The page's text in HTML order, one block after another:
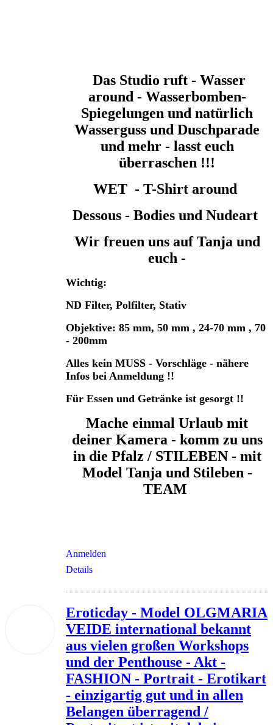
Das Studio ruft - Wasser
around - Wasserbomben-
Spiegelungen und natürlich
Wasserguss und Duschparade
und mehr - lasst euch
überraschen !!!
WET - T-Shirt around
Dessous - Bodies und Nudeart
Wir freuen uns auf Tanja und
euch -
Wichtig:
ND Filter, Polfilter, Stativ
Objektive: 85 mm, 50 mm , 24-70 mm , 70
- 200mm
Alles kein MUSS - Vorschläge - nähere
Infos bei Anmeldung !!
Für Essen und Getränke ist gesorgt !!
Mache einmal Urlaub mit
deiner Kamera - komm zu uns
in die Pfalz / STILEBEN - mit
Model Tanja und Stileben -
TEAM
Anmelden
Details
Eroticday - Model OLGMARIA
VEIDE international bekannt
aus vielen großen Workshops
und der Penthouse - Akt -
FASHION - Portrait - Erotikart
- einzigartig gut und in allen
Belangen überragend /